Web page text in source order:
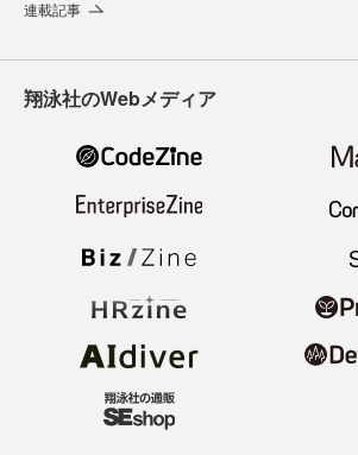
連載記事
翔泳社のWebメディア